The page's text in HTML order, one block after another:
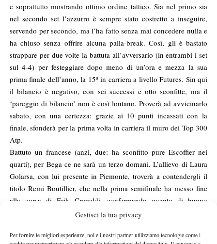
Gestisci la tua privacy
Per fornire le migliori esperienze, noi e i nostri partner utilizziamo tecnologie come i
e soprattutto mostrando ottimo ordine tattico. Sia nel primo sia
nel secondo set l’azzurro è sempre stato costretto a inseguire,
servendo per secondo, ma l’ha fatto senza mai concedere nulla e
ha chiuso senza offrire alcuna palla-break. Così, gli è bastato
strappare per due volte la battuta all’avversario (in entrambi i set
sul 4-4) per festeggiare dopo meno di un’ora e mezza la sua
prima finale dell’anno, la 15ain carriera a livello Futures. Sin qui
il bilancio è negativo, con sei successi e otto sconfitte, ma il
‘pareggio di bilancio’ non è così lontano. Proverà ad avvicinarlo
sabato, con una certezza: grazie ai 10 punti incassati con la
finale, sfonderà per la prima volta in carriera il muro dei Top 300
Atp.
Battuto un francese (anzi, due: ha sconfitto pure Escoffier nei
quarti), per Bega ce ne sarà un terzo domani. L’allievo di Laura
Golarsa, con lui presente in Piemonte, troverà a contendergli il
titolo Remi Boutillier, che nella prima semifinale ha messo fine
alla corsa di Erik Crepaldi, confermando quanto di buono
mostrato nei giorni scorsi. Non ha un tennis appariscente, il
momenti che contano. Una qualità emersa in toto contro il